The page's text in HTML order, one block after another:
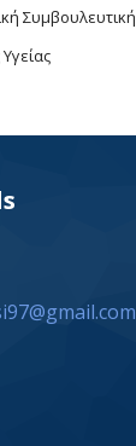
Συμβουλευτική